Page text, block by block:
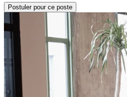
Postuler pour ce poste